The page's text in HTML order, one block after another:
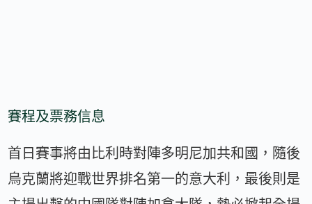
賽程及票務信息
首日賽事將由比利時對陣多明尼加共和國，隨後
烏克蘭將迎戰世界排名第一的意大利，最後則是